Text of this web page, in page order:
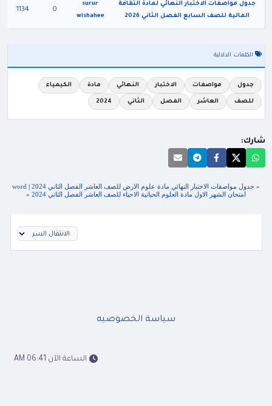
جدول مواصفات الاختبار النهائي لمادة الثقافة
المالية للصف السابع الفصل الثاني 2026
surur
wishahee
0
1134
الكلمات الدلالية
جدول مواصفات الاختبار النهائي مادة الكيمياء
للصف العاشر الفصل الثاني 2024
شارك:
« جدول مواصفات الاختبار النهائي مادة علوم الارض للصف العاشر الفصل الثاني 2024 |
word
امتحان الشهر الاول مادة العلوم الحياتية الاحياء للصف العاشر الفصل الثاني 2024
»
سياسة الخصوصيه
الساعة الآن 06:41 AM